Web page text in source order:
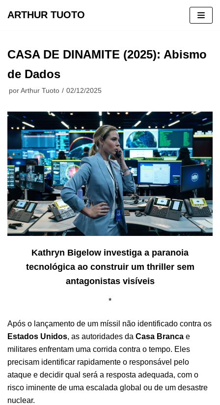
o
ARTHUR TUOTO
CASA DE DINAMITE (2025): Abismo
de Dados
por Arthur Tuoto 02/12/2025
Kathryn Bigelow investiga a paranoia
tecnológica ao construir um thriller sem
antagonistas visíveis
*
Após o lançamento de um míssil não identificado contra os
Estados Unidos, as autoridades da Casa Branca e
militares enfrentam uma corrida contra o tempo. Eles
precisam identificar rapidamente o responsável pelo
ataque e decidir qual será a resposta adequada, com o
risco iminente de uma escalada global ou de um desastre
nuclear.